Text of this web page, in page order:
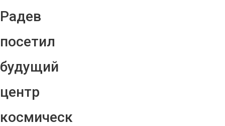
Радев
посетил
будущий
центр
космическ